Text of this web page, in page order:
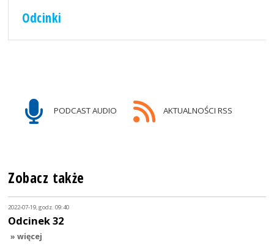
Odcinki
PODCAST AUDIO AKTUALNOŚCI RSS
Zobacz także
2022-07-19, godz. 09:40
Odcinek 32
» więcej